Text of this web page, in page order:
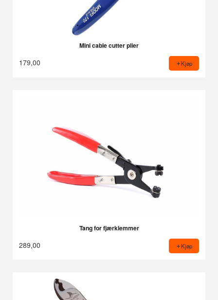
Mini cable cutter plier
179,00 Kjøp
Tang for fjærklemmer
289,00 Kjøp